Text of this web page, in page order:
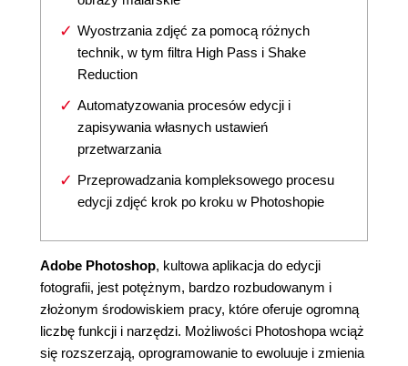
Wyostrzania zdjęć za pomocą różnych
technik, w tym filtra High Pass i Shake
Reduction
Automatyzowania procesów edycji i
zapisywania własnych ustawień
przetwarzania
Przeprowadzania kompleksowego procesu
edycji zdjęć krok po kroku w Photoshopie
Adobe Photoshop, kultowa aplikacja do edycji
fotografii, jest potężnym, bardzo rozbudowanym i
złożonym środowiskiem pracy, które oferuje ogromną
liczbę funkcji i narzędzi. Możliwości Photoshopa wciąż
się rozszerzają, oprogramowanie to ewoluuje i zmienia